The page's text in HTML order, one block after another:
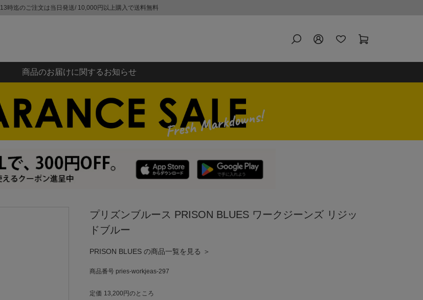
13時迄のご注文は当日発送/ 10,000円以上購入で送料無料
商品のお届けに関するお知らせ
プリズンブルース PRISON BLUES ワークジーンズ リジッ
ドブルー
PRISON BLUES の商品一覧を見る ＞
商品番号 pries-workjeas-297
定価 13,200 のところ